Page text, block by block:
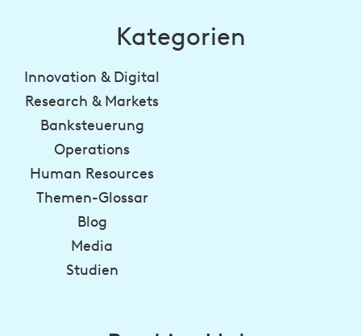
Kategorien
Innovation & Digital
Research & Markets
Banksteuerung
Operations
Human Resources
Themen-Glossar
Blog
Media
Studien